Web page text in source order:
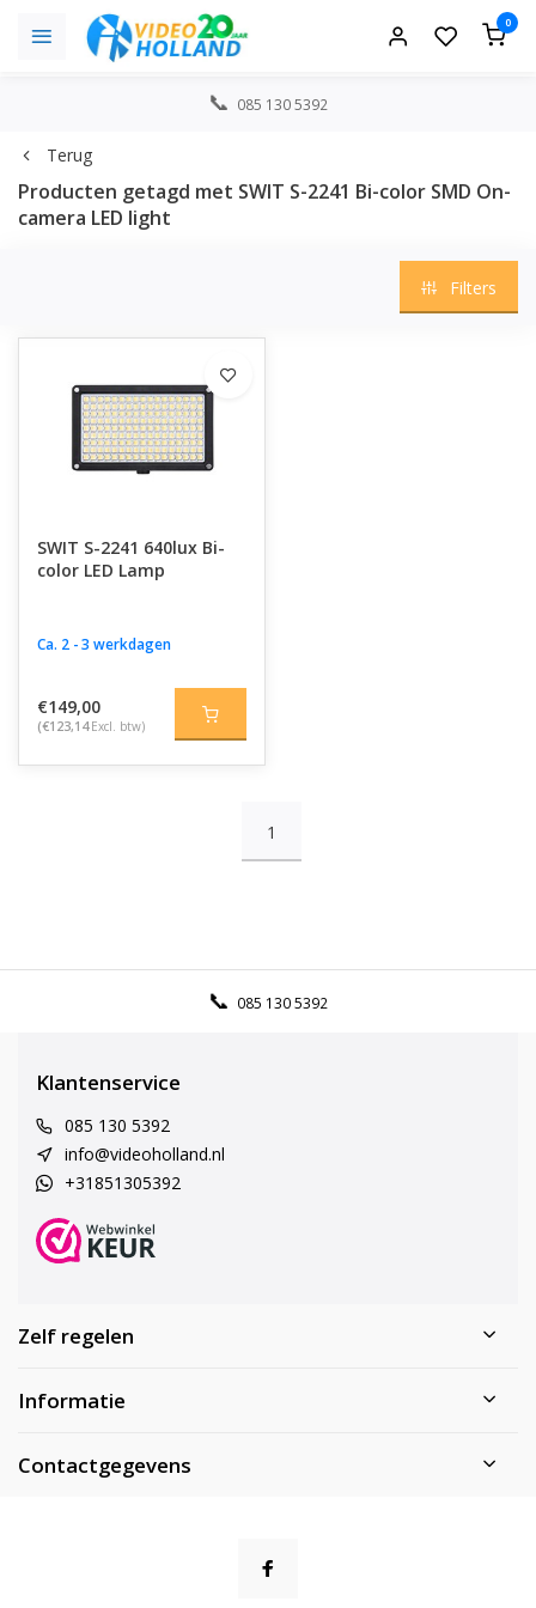
0
085 130 5392
Terug
Producten getagd met SWIT S-2241 Bi-color SMD On-
camera LED light
Filters
SWIT S-2241 640lux Bi-
color LED Lamp
Ca. 2 - 3 werkdagen
€149,00
(€123,14 Excl. btw)
1
085 130 5392
Klantenservice
085 130 5392
info@videoholland.nl
+31851305392
Zelf regelen
Informatie
Contactgegevens